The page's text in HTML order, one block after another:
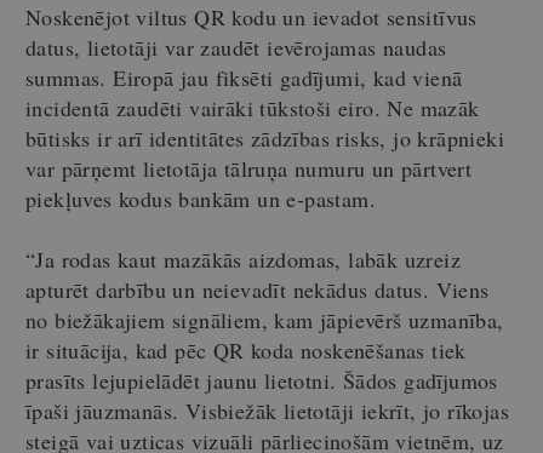
Noskenējot viltus QR kodu un ievadot sensitīvus
datus, lietotāji var zaudēt ievērojamas naudas
summas. Eiropā jau fiksēti gadījumi, kad vienā
incidentā zaudēti vairāki tūkstoši eiro. Ne mazāk
būtisks ir arī identitātes zādzības risks, jo krāpnieki
var pārņemt lietotāja tālruņa numuru un pārtvert
piekļuves kodus bankām un e‑pastam.
“Ja rodas kaut mazākās aizdomas, labāk uzreiz
apturēt darbību un neievadīt nekādus datus. Viens
no biežākajiem signāliem, kam jāpievērš uzmanība,
ir situācija, kad pēc QR koda noskenēšanas tiek
prasīts lejupielādēt jaunu lietotni. Šādos gadījumos
īpaši jāuzmanās. Visbiežāk lietotāji iekrīt, jo rīkojas
steigā vai uzticas vizuāli pārliecinošām vietnēm, uz